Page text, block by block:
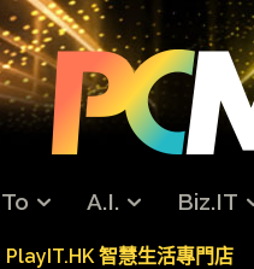
A.I. Biz.IT
PlayIT.HK 智慧生活專門店